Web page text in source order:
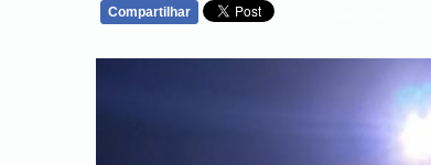
Compartilhar